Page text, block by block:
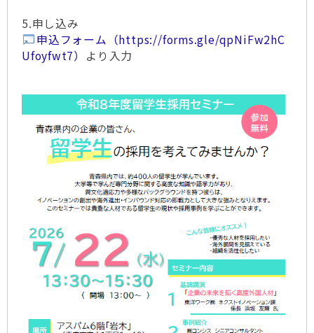
5.申し込み
申込フォーム（https://forms.gle/qpNiFw2hC
Ufoyfwt7） より入力